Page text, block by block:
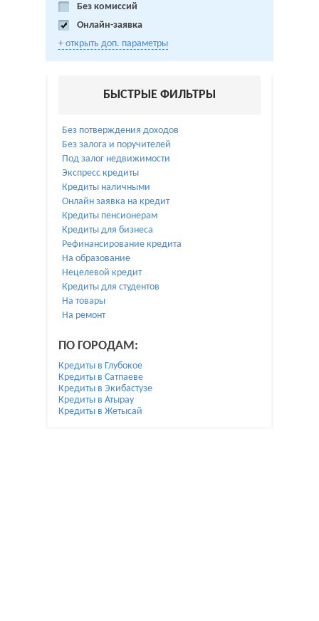
Без комиссий
Онлайн-заявка
+ открыть доп. параметры
БЫСТРЫЕ ФИЛЬТРЫ
Без потверждения доходов
Без залога и поручителей
Под залог недвижимости
Экспресс кредиты
Кредиты наличными
Онлайн заявка на кредит
Кредиты пенсионерам
Кредиты для бизнеса
Рефинансирование кредита
На образование
Нецелевой кредит
Кредиты для студентов
На товары
На ремонт
ПО ГОРОДАМ:
Кредиты в Глубокое
Кредиты в Сатпаеве
Кредиты в Экибастузе
Кредиты в Атырау
Кредиты в Жетысай